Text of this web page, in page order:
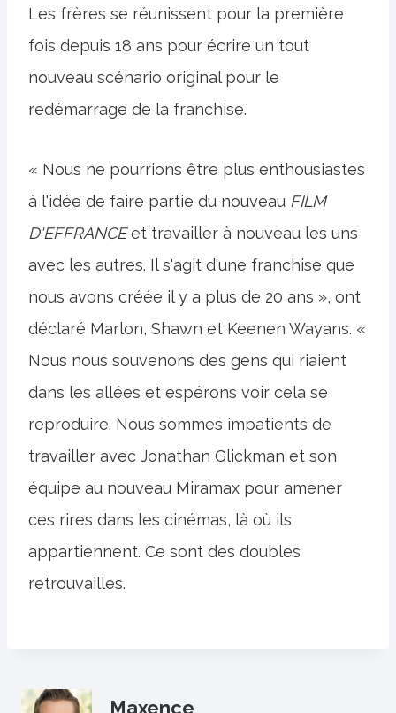
Les frères se réunissent pour la première
fois depuis 18 ans pour écrire un tout
nouveau scénario original pour le
redémarrage de la franchise.
« Nous ne pourrions être plus enthousiastes
à l'idée de faire partie du nouveau FILM
D'EFFRANCEet travailler à nouveau les uns
avec les autres. Il s'agit d'une franchise que
nous avons créée il y a plus de 20 ans », ont
déclaré Marlon, Shawn et Keenen Wayans. «
Nous nous souvenons des gens qui riaient
dans les allées et espérons voir cela se
reproduire. Nous sommes impatients de
travailler avec Jonathan Glickman et son
équipe au nouveau Miramax pour amener
ces rires dans les cinémas, là où ils
appartiennent. Ce sont des doubles
retrouvailles.
Maxence